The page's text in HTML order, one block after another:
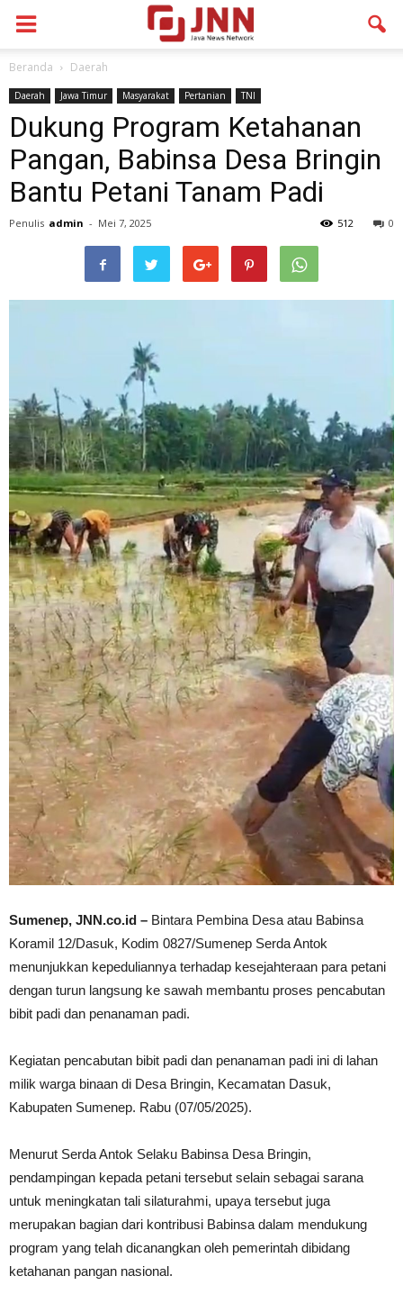
Beranda Daerah
Daerah Jawa Timur Masyarakat Pertanian TNI
Dukung Program Ketahanan
Pangan, Babinsa Desa Bringin
Bantu Petani Tanam Padi
Penulis admin - Mei 7, 2025 0
512
Sumenep, JNN.co.id – Bintara Pembina Desa atau Babinsa
Koramil 12/Dasuk, Kodim 0827/Sumenep Serda Antok
menunjukkan kepeduliannya terhadap kesejahteraan para petani
dengan turun langsung ke sawah membantu proses pencabutan
bibit padi dan penanaman padi.
Kegiatan pencabutan bibit padi dan penanaman padi ini di lahan
milik warga binaan di Desa Bringin, Kecamatan Dasuk,
Kabupaten Sumenep. Rabu (07/05/2025).
Menurut Serda Antok Selaku Babinsa Desa Bringin,
pendampingan kepada petani tersebut selain sebagai sarana
untuk meningkatan tali silaturahmi, upaya tersebut juga
merupakan bagian dari kontribusi Babinsa dalam mendukung
program yang telah dicanangkan oleh pemerintah dibidang
ketahanan pangan nasional.